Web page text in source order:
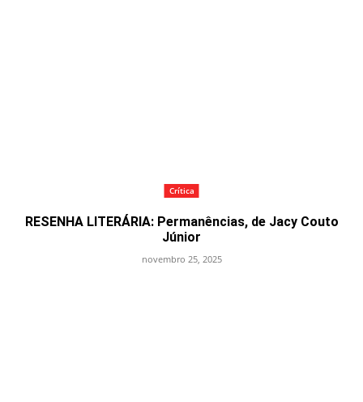
Crítica
RESENHA LITERÁRIA: Permanências, de Jacy Couto
Júnior
novembro 25, 2025